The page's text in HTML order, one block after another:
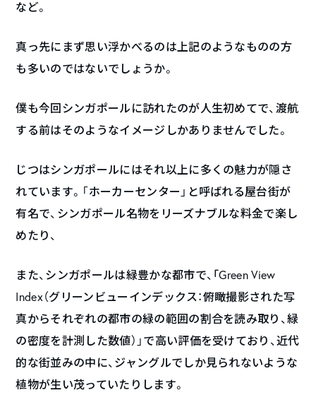
など。
真っ先にまず思い浮かべるのは上記のようなものの方
も多いのではないでしょうか。
僕も今回シンガポールに訪れたのが人生初めてで、渡航
する前はそのようなイメージしかありませんでした。
じつはシンガポールにはそれ以上に多くの魅力が隠さ
れています。「ホーカーセンター」と呼ばれる屋台街が
有名で、シンガポール名物をリーズナブルな料金で楽し
めたり、
また、シンガポールは緑豊かな都市で、｢Green View
Index（グリーンビューインデックス：俯瞰撮影された写
真からそれぞれの都市の緑の範囲の割合を読み取り、緑
の密度を計測した数値）」で高い評価を受けており、近代
的な街並みの中に、ジャングルでしか見られないような
植物が生い茂っていたりします。